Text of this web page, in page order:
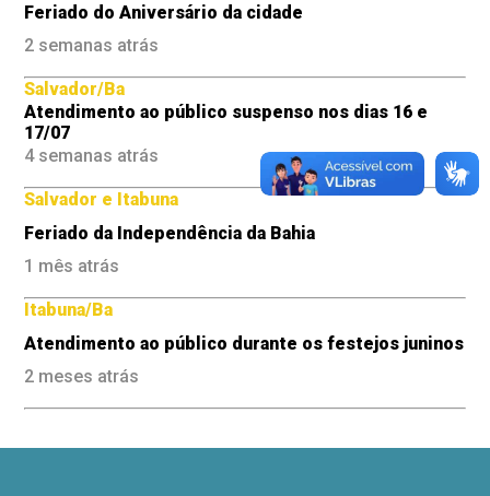
Feriado do Aniversário da cidade
2 semanas atrás
Salvador/Ba
Atendimento ao público suspenso nos dias 16 e
17/07
4 semanas atrás
Salvador e Itabuna
Feriado da Independência da Bahia
1 mês atrás
Itabuna/Ba
Atendimento ao público durante os festejos juninos
2 meses atrás